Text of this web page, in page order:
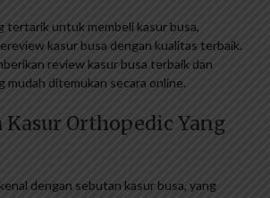
tertarik untuk membeli kasur busa,
kasur busa dengan kualitas terbaik.
review kasur busa terbaik dan
mudah ditemukan secara online.
Kasur Orthopedic Yang
dengan sebutan kasur busa, yang